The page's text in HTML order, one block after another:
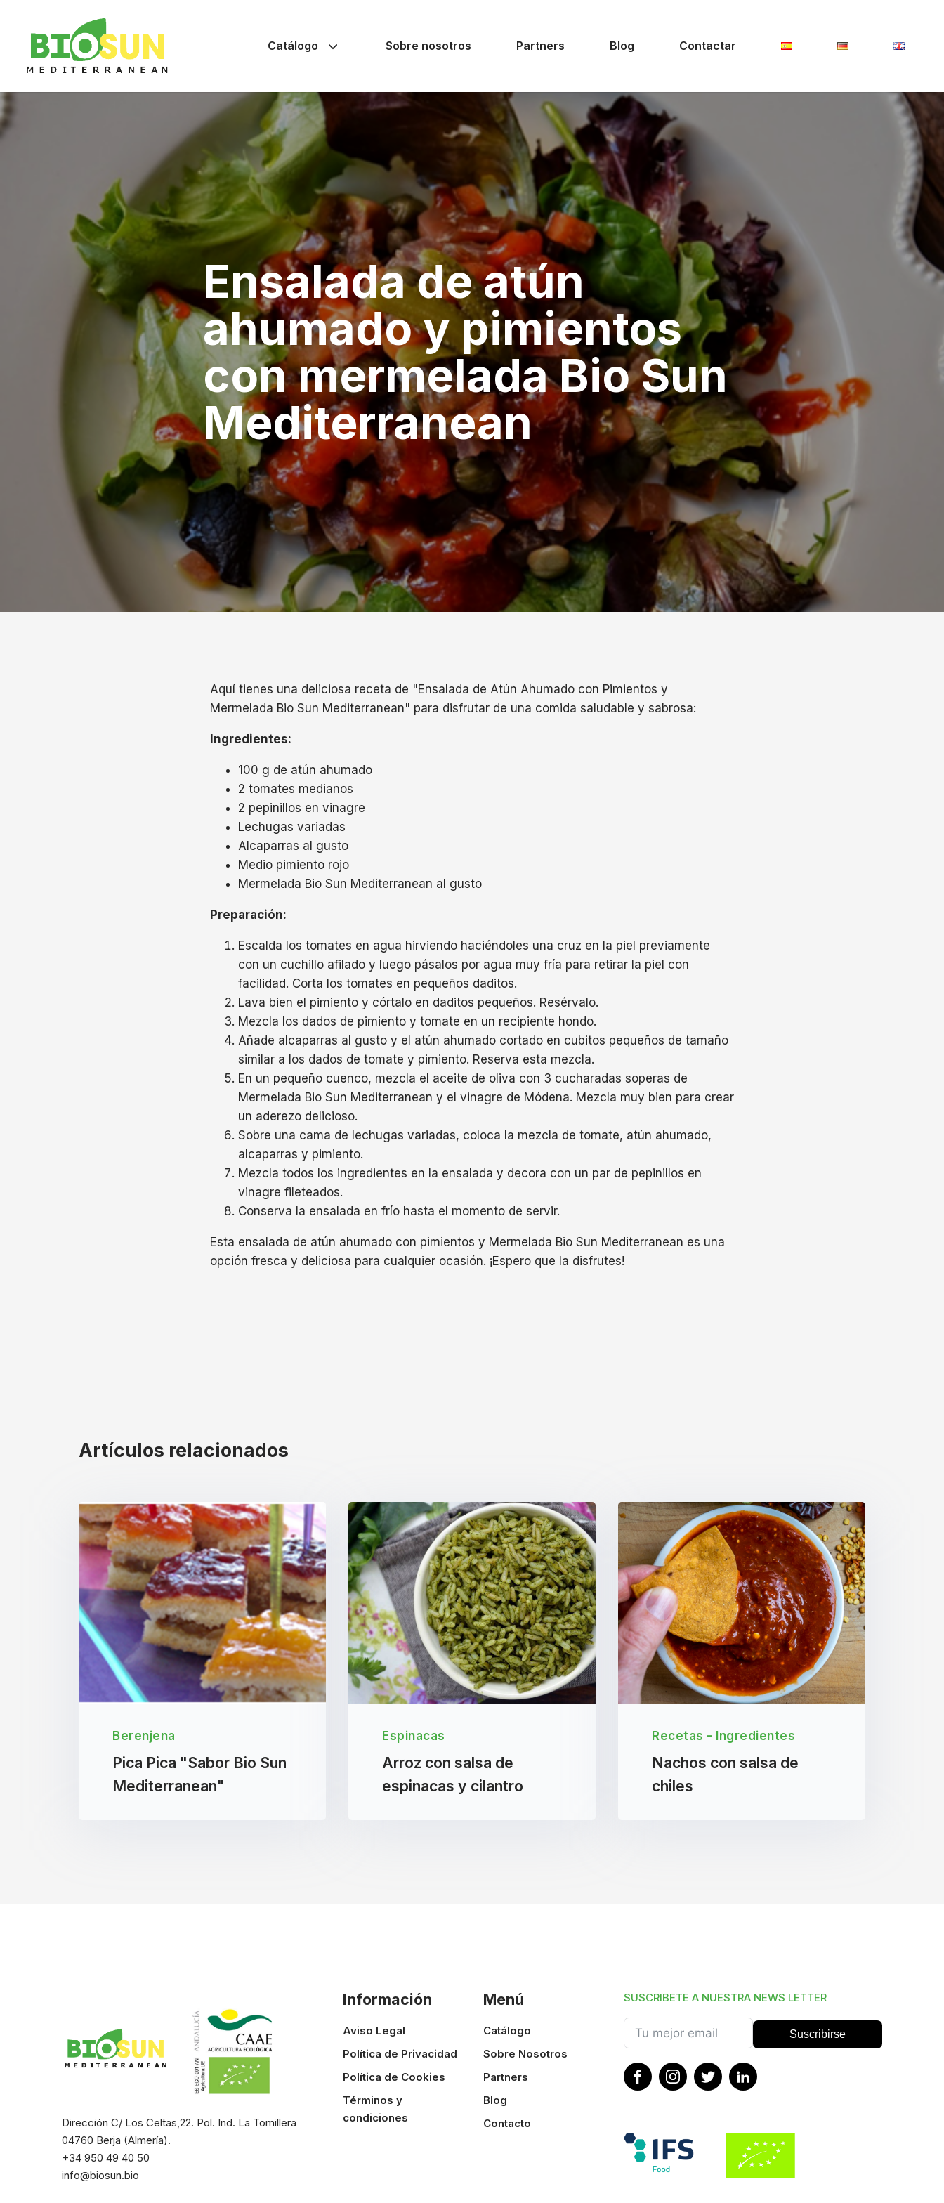
Catálogo Sobre nosotros Partners Blog Contactar
Ensalada de atún
ahumado y pimientos
con mermelada Bio Sun
Mediterranean
Aquí tienes una deliciosa receta de "Ensalada de Atún Ahumado con Pimientos y
Mermelada Bio Sun Mediterranean" para disfrutar de una comida saludable y sabrosa:
Ingredientes:
100 g de atún ahumado
2 tomates medianos
2 pepinillos en vinagre
Lechugas variadas
Alcaparras al gusto
Medio pimiento rojo
Mermelada Bio Sun Mediterranean al gusto
Preparación:
Escalda los tomates en agua hirviendo haciéndoles una cruz en la piel previamente
con un cuchillo afilado y luego pásalos por agua muy fría para retirar la piel con
facilidad. Corta los tomates en pequeños daditos.
Lava bien el pimiento y córtalo en daditos pequeños. Resérvalo.
Mezcla los dados de pimiento y tomate en un recipiente hondo.
Añade alcaparras al gusto y el atún ahumado cortado en cubitos pequeños de tamaño
similar a los dados de tomate y pimiento. Reserva esta mezcla.
En un pequeño cuenco, mezcla el aceite de oliva con 3 cucharadas soperas de
Mermelada Bio Sun Mediterranean y el vinagre de Módena. Mezcla muy bien para crear
un aderezo delicioso.
Sobre una cama de lechugas variadas, coloca la mezcla de tomate, atún ahumado,
alcaparras y pimiento.
Mezcla todos los ingredientes en la ensalada y decora con un par de pepinillos en
vinagre fileteados.
Conserva la ensalada en frío hasta el momento de servir.
Esta ensalada de atún ahumado con pimientos y Mermelada Bio Sun Mediterranean es una
opción fresca y deliciosa para cualquier ocasión. ¡Espero que la disfrutes!
Artículos relacionados
Berenjena
Pica Pica "Sabor Bio Sun
Mediterranean"
Espinacas
Arroz con salsa de
espinacas y cilantro
Recetas - Ingredientes
Nachos con salsa de
chiles
Dirección C/ Los Celtas,22. Pol. Ind. La Tomillera
04760 Berja (Almería).
+34 950 49 40 50
info@biosun.bio
Información
Aviso Legal
Política de Privacidad
Política de Cookies
Términos y
condiciones
Menú
Catálogo
Sobre Nosotros
Partners
Blog
Contacto
SUSCRIBETE A NUESTRA NEWS LETTER
Suscribirse